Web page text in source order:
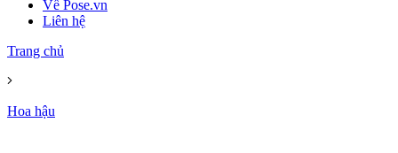
Về Pose.vn
Liên hệ
Trang chủ
Hoa hậu